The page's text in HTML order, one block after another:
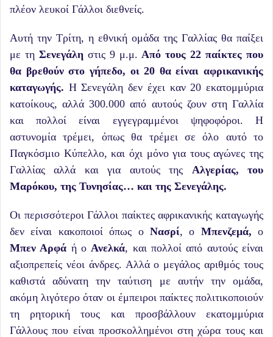
πλέον λευκοί Γάλλοι διεθνείς.
Αυτή την Τρίτη, η εθνική ομάδα της Γαλλίας θα παίξει
με τη Σενεγάλη στις 9 μ.μ. Από τους 22 παίκτες που
θα βρεθούν στο γήπεδο, οι 20 θα είναι αφρικανικής
καταγωγής. Η Σενεγάλη δεν έχει καν 20 εκατομμύρια
κατοίκους, αλλά 300.000 από αυτούς ζουν στη Γαλλία
και πολλοί είναι εγγεγραμμένοι ψηφοφόροι. Η
αστυνομία τρέμει, όπως θα τρέμει σε όλο αυτό το
Παγκόσμιο Κύπελλο, και όχι μόνο για τους αγώνες της
Γαλλίας αλλά και για αυτούς της Αλγερίας, του
Μαρόκου, της Τυνησίας… και της Σενεγάλης.
Οι περισσότεροι Γάλλοι παίκτες αφρικανικής καταγωγής
δεν είναι κακοποιοί όπως ο Νασρί, ο Μπενζεμά, ο
Μπεν Αρφά ή ο Ανελκά, και πολλοί από αυτούς είναι
αξιοπρεπείς νέοι άνδρες. Αλλά ο μεγάλος αριθμός τους
καθιστά αδύνατη την ταύτιση με αυτήν την ομάδα,
ακόμη λιγότερο όταν οι έμπειροι παίκτες πολιτικοποιούν
τη ρητορική τους και προσβάλλουν εκατομμύρια
Γάλλους που είναι προσκολλημένοι στη χώρα τους και